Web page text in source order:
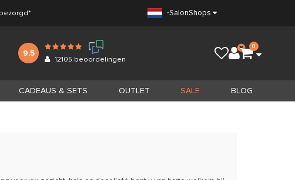
SalonShops
9.5
12105 beoordelingen
0
CADEAUS & SETS OUTLET SALE BLOG